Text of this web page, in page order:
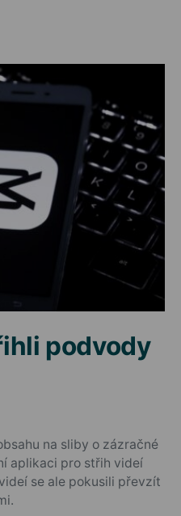
podvody
na sliby o zázračné
aplikaci pro střih videí
se ale pokusili převzít